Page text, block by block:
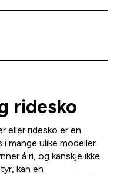
ridesko
eller ridesko er en
mange ulike modeller
å ri, og kanskje ikke
kan en